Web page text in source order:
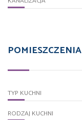
POMIESZCZENIA
TYP KUCHNI
RODZAJ KUCHNI